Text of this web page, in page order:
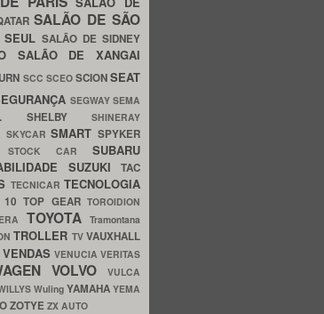
SALÃO DE SÃO
SALÃO DE SIDNEY
SALÃO DE XANGAI
SCC SCEO SCIONSEAT
SEGWAYSEMA
SHELBY SHINERAY
SKYCARSMART SPYKER
STOCK CAR SUBARU
SUZUKITAC
TECNICAR TECNOLOGIA
10TOP GEARTOROIDION
TOYOTATramontana
TROLLER TVVAUXHALL
VENDAS VENUCIAVERITAS
VOLVO
VULCA
Wuling YAMAHA YEMA
ZOTYE ZX AUTO